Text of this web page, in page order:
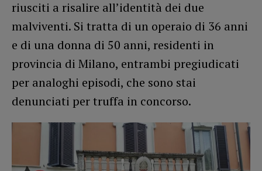
riusciti a risalire all’identità dei due
malviventi. Si tratta di un operaio di 36 anni
e di una donna di 50 anni, residenti in
provincia di Milano, entrambi pregiudicati
per analoghi episodi, che sono stai
denunciati per truffa in concorso.